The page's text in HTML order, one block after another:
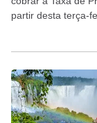
partir desta terça-